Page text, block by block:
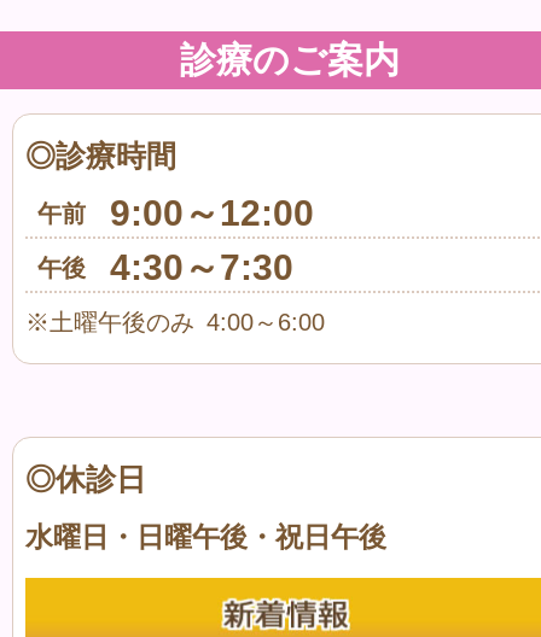
診療のご案内
◎診療時間
午前 9:00～12:00
午後 4:30～7:30
※土曜午後のみ 4:00～6:00
◎休診日
水曜日・日曜午後・祝日午後